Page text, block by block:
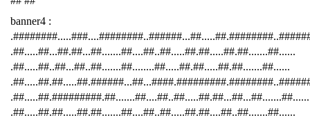
banner4 :
.##.....##...##.##...##.......##....##..##.....##.##.....##.##.......##......
.##.....##..##...##..##.......##........##.....##.##.....##.##.......##......
.##.....##.#########.##.......##....##..##.....##.##...##...##.......##......
.##.....##.##.....##.##.......##....##..##.....##.##....##..##.......##......